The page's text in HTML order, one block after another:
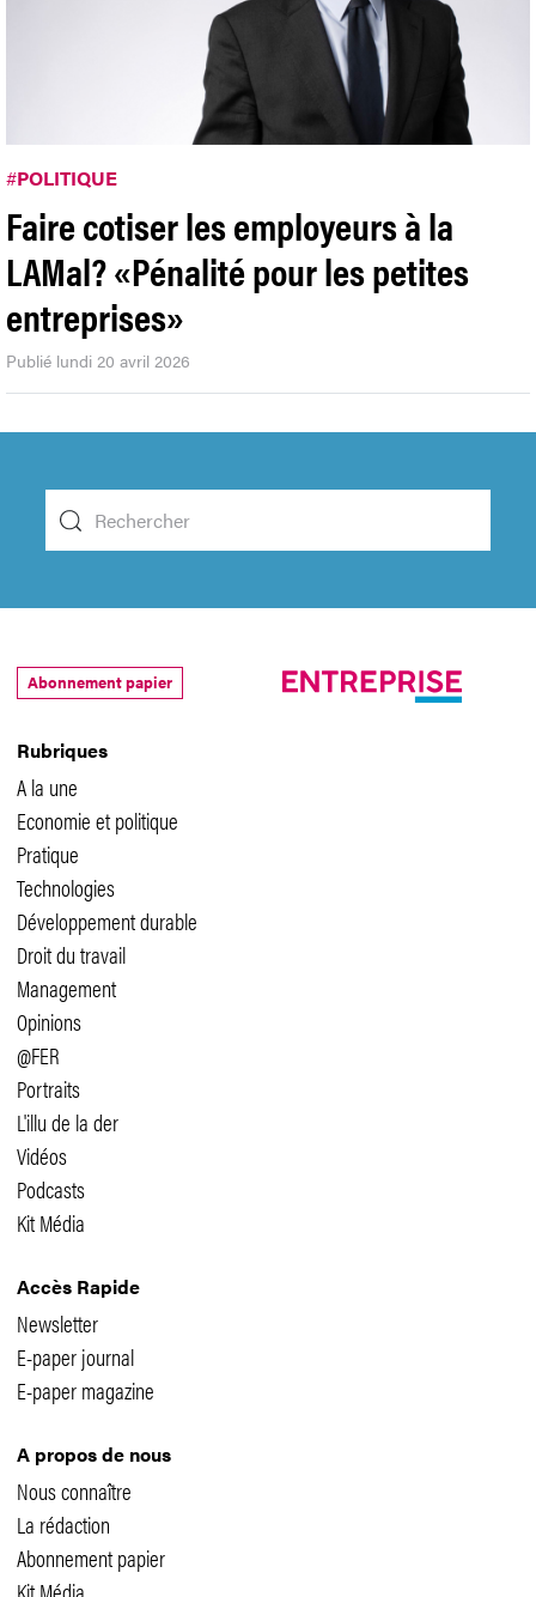
#POLITIQUE
Faire cotiser les employeurs à la
LAMal? «Pénalité pour les petites
entreprises»
Publié lundi 20 avril 2026
Rubriques
A la une
Economie et politique
Pratique
Technologies
Développement durable
Droit du travail
Management
Opinions
@FER
Portraits
L'illu de la der
Vidéos
Podcasts
Kit Média
Accès Rapide
Newsletter
E-paper journal
E-paper magazine
A propos de nous
Nous connaître
La rédaction
Abonnement papier
Abonnement papier